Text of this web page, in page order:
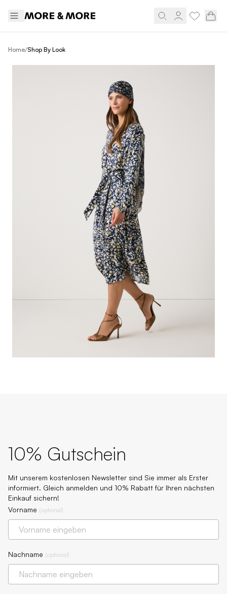
Home/Shop By Look
10% Gutschein
Mit unserem kostenlosen Newsletter sind Sie immer als Erster
informiert. Gleich anmelden und 10% Rabatt für Ihren nächsten
Einkauf sichern!
Vorname (optional)
Nachname (optional)